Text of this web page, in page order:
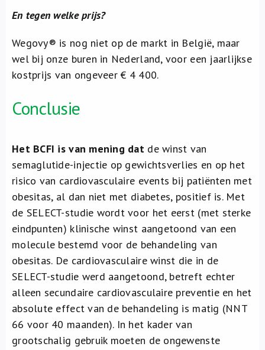
En tegen welke prijs?
Wegovy® is nog niet op de markt in België, maar
wel bij onze buren in Nederland, voor een jaarlijkse
kostprijs van ongeveer € 4 400.
Conclusie
Het BCFI is van mening dat de winst van
semaglutide-injectie op gewichtsverlies en op het
risico van cardiovasculaire events bij patiënten met
obesitas, al dan niet met diabetes, positief is. Met
de SELECT-studie wordt voor het eerst (met sterke
eindpunten) klinische winst aangetoond van een
molecule bestemd voor de behandeling van
obesitas. De cardiovasculaire winst die in de
SELECT-studie werd aangetoond, betreft echter
alleen secundaire cardiovasculaire preventie en het
absolute effect van de behandeling is matig (NNT
66 voor 40 maanden). In het kader van
grootschalig gebruik moeten de ongewenste